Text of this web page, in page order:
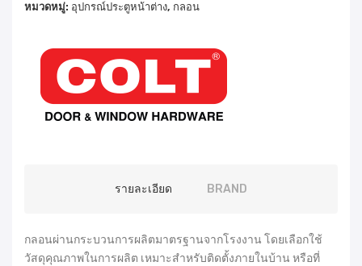
หมวดหมู่: อุปกรณ์ประตูหน้าต่าง, กลอน
รายละเอียด BRAND
กลอนผ่านกระบวนการผลิตมาตรฐานจากโรงงาน โดยเลือกใช้
วัสดุคุณภาพในการผลิต เหมาะสำหรับติดตั้งภายในบ้าน หรือที่